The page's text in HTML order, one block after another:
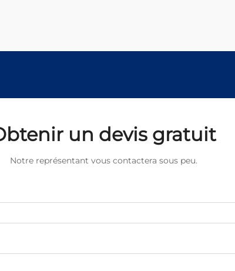
du...
un devis gratuit
Notre représentant vous contactera sous peu.